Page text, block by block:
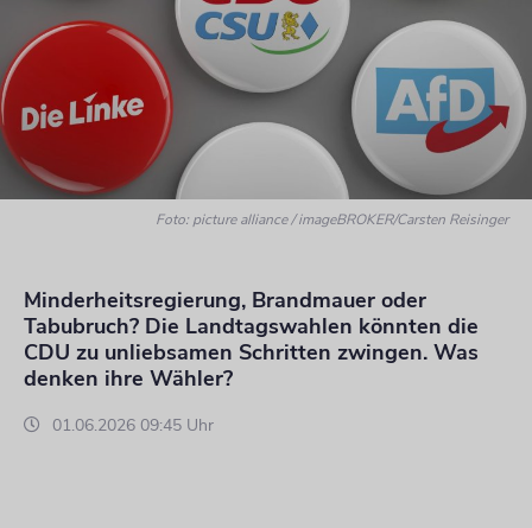
Foto: picture alliance / imageBROKER/Carsten Reisinger
Minderheitsregierung, Brandmauer oder
Tabubruch? Die Landtagswahlen könnten die
CDU zu unliebsamen Schritten zwingen. Was
denken ihre Wähler?
01.06.2026 09:45 Uhr